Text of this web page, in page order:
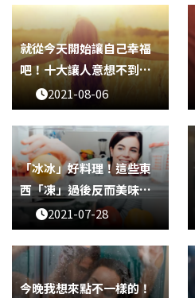
就從今天開始讓自己幸福
吧！十大讓人意想不到
「做了會感到幸福」的事
2021-08-06
「冰冰」好料理！這些東
西「凍」過後反而美味更
上一層樓2021-07-28
今晚我想來點不一樣的！